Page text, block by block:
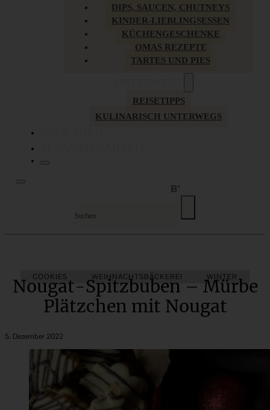
DIPS, SAUCEN, CHUTNEYS
KINDER-LIEBLINGSESSEN
KÜCHENGESCHENKE
OMAS REZEPTE
TARTES UND PIES
REISETIPPS
KULINARISCH UNTERWEGS
COOKIES WEIHNACHTSBÄCKEREI WINTER
Nougat-Spitzbuben – Mürbe
Plätzchen mit Nougat
5. Dezember 2022